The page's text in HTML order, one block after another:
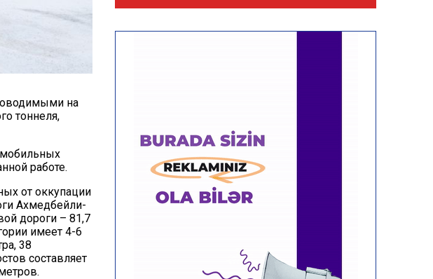
на
тоннеля,
работе.
от оккупации
Ахмедбейли-
дороги – 81,7
имеет 4-6
38
составляет